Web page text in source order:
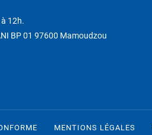
12h.
BP 01 97600 Mamoudzou
MENTIONS LÉGALES